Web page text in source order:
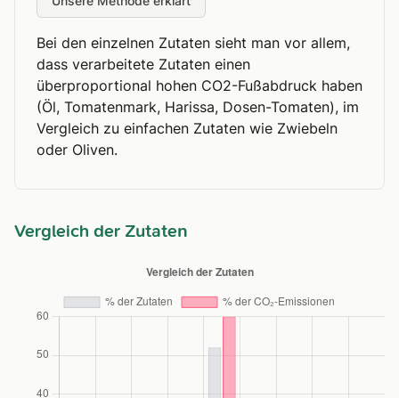
Bei den einzelnen Zutaten sieht man vor allem,
dass verarbeitete Zutaten einen
überproportional hohen CO2-Fußabdruck haben
(Öl, Tomatenmark, Harissa, Dosen-Tomaten), im
Vergleich zu einfachen Zutaten wie Zwiebeln
oder Oliven.
Vergleich der Zutaten